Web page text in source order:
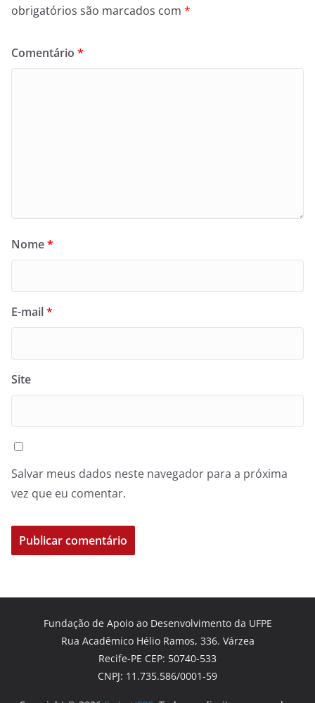
obrigatórios são marcados com *
Comentário *
Nome*
E-mail*
Site
Salvar meus dados neste navegador para a próxima
vez que eu comentar.
Fundação de Apoio ao Desenvolvimento da UFPE
Rua Acadêmico Hélio Ramos, 336. Várzea
Recife-PE CEP: 50740-533
CNPJ: 11.735.586/0001-59